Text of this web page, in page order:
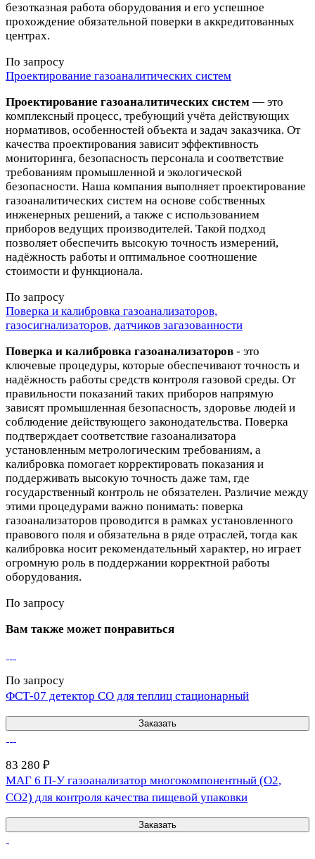
безотказная работа оборудования и его успешное
прохождение обязательной поверки в аккредитованных
центрах.
По запросу
Проектирование газоаналитических систем
Проектирование газоаналитических систем — это
комплексный процесс, требующий учёта действующих
нормативов, особенностей объекта и задач заказчика. От
качества проектирования зависит эффективность
мониторинга, безопасность персонала и соответствие
требованиям промышленной и экологической
безопасности. Наша компания выполняет проектирование
газоаналитических систем на основе собственных
инженерных решений, а также с использованием
приборов ведущих производителей. Такой подход
позволяет обеспечить высокую точность измерений,
надёжность работы и оптимальное соотношение
стоимости и функционала.
По запросу
Поверка и калибровка газоанализаторов,
газосигнализаторов, датчиков загазованности
Поверка и калибровка газоанализаторов - это
ключевые процедуры, которые обеспечивают точность и
надёжность работы средств контроля газовой среды. От
правильности показаний таких приборов напрямую
зависят промышленная безопасность, здоровье людей и
соблюдение действующего законодательства. Поверка
подтверждает соответствие газоанализатора
установленным метрологическим требованиям, а
калибровка помогает корректировать показания и
поддерживать высокую точность даже там, где
государственный контроль не обязателен. Различие между
этими процедурами важно понимать: поверка
газоанализаторов проводится в рамках установленного
правового поля и обязательна в ряде отраслей, тогда как
калибровка носит рекомендательный характер, но играет
огромную роль в поддержании корректной работы
оборудования.
По запросу
Вам также может понравиться
По запросу
ФСТ-07 детектор CO для теплиц стационарный
Заказать
83 280 ₽
МАГ 6 П-У газоанализатор многокомпонентный (O2,
CO2) для контроля качества пищевой упаковки
Заказать